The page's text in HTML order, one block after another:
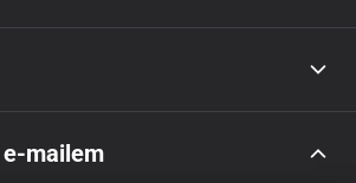
mailem